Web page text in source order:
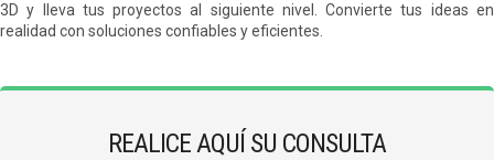
3D y lleva tus proyectos al siguiente nivel. Convierte tus ideas en
realidad con soluciones confiables y eficientes.
REALICE AQUÍ SU CONSULTA